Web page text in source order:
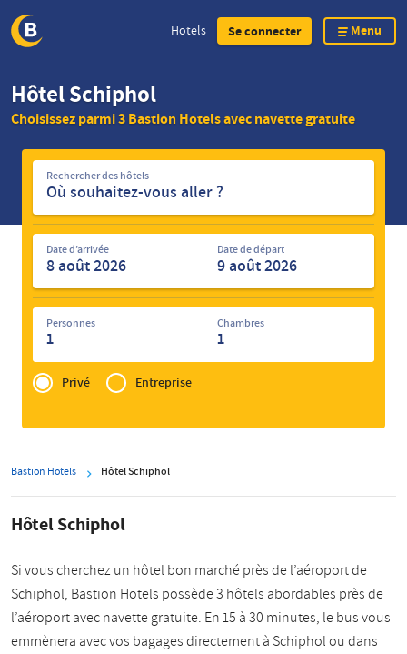
main
Hotels Se connecter Menu
Hôtel Schiphol
Choisissez parmi 3 Bastion Hotels avec navette gratuite
Rechercher
hôtels
Rechercher des hôtels
Date d’arrivée Date de départ
Personnes
1
Chambres
1
Privé
of
Zakelijk
Privé Entreprise
Bastion Hotels Hôtel Schiphol
Hôtel Schiphol
Si vous cherchez un hôtel bon marché près de l’aéroport de
Schiphol, Bastion Hotels possède 3 hôtels abordables près de
l’aéroport avec navette gratuite. En 15 à 30 minutes, le bus vous
emmènera avec vos bagages directement à Schiphol ou dans